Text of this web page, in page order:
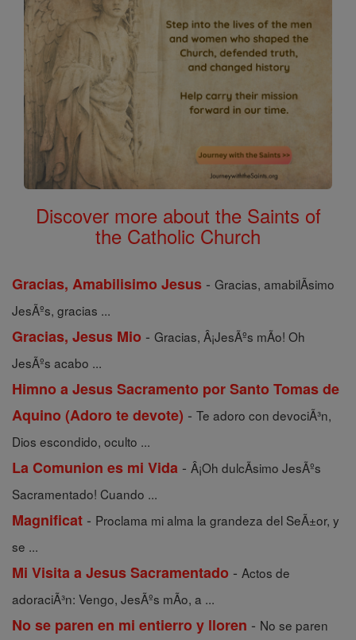
Discover more about the Saints of
the Catholic Church
Gracias, Amabilisimo Jesus - Gracias, amabilÃ­simo
JesÃºs, gracias ...
Gracias, Jesus Mio - Gracias, Â¡JesÃºs mÃ­o! Oh
JesÃºs acabo ...
Himno a Jesus Sacramento por Santo Tomas de
Aquino (Adoro te devote) - Te adoro con devociÃ³n,
Dios escondido, oculto ...
La Comunion es mi Vida - Â¡Oh dulcÃ­simo JesÃºs
Sacramentado! Cuando ...
Magnificat - Proclama mi alma la grandeza del SeÃ±or, y
se ...
Mi Visita a Jesus Sacramentado - Actos de
adoraciÃ³n: Vengo, JesÃºs mÃ­o, a ...
No se paren en mi entierro y lloren - No se paren